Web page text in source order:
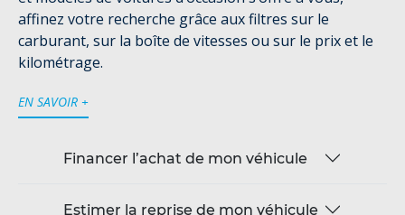
affinez votre recherche grâce aux filtres sur le
carburant, sur la boîte de vitesses ou sur le prix et le
kilométrage.
EN SAVOIR +
Financer l’achat de mon véhicule
Estimer la reprise de mon véhicule